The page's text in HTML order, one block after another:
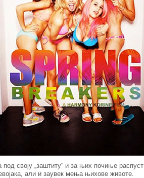
своју „заштиту“ и за њих почиње распуст
али и заувек мења њихове животе.